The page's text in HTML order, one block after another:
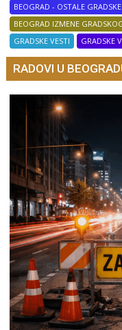
BEOGRAD - OSTALE
BEOGRAD IZMENE
GRADSKE VESTI
GRADSKE
RADOVI U